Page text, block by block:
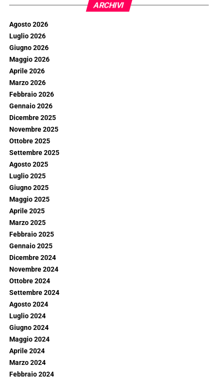
ARCHIVI
Agosto 2026
Luglio 2026
Giugno 2026
Maggio 2026
Aprile 2026
Marzo 2026
Febbraio 2026
Gennaio 2026
Dicembre 2025
Novembre 2025
Ottobre 2025
Settembre 2025
Agosto 2025
Luglio 2025
Giugno 2025
Maggio 2025
Aprile 2025
Marzo 2025
Febbraio 2025
Gennaio 2025
Dicembre 2024
Novembre 2024
Ottobre 2024
Settembre 2024
Agosto 2024
Luglio 2024
Giugno 2024
Maggio 2024
Aprile 2024
Marzo 2024
Febbraio 2024